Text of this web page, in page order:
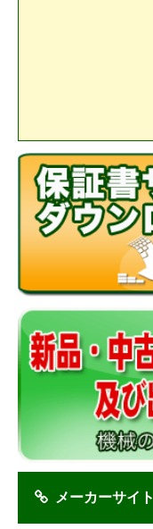
メーカーサイト